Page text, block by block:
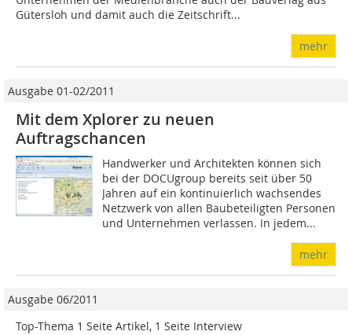
Gütersloh und damit auch die Zeitschrift...
mehr
Ausgabe 01-02/2011
Mit dem Xplorer zu neuen
Auftragschancen
Handwerker und Architekten können sich
bei der DOCUgroup bereits seit über 50
Jahren auf ein kontinuierlich wachsendes
Netzwerk von allen Baubeteiligten Personen
und Unternehmen verlassen. In jedem...
mehr
Ausgabe 06/2011
Top-Thema 1 Seite Artikel, 1 Seite Interview